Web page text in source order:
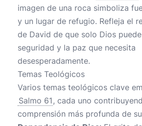
imagen de una roca simboliza
y un lugar de refugio. Refleja el
de David de que solo Dios
seguridad y la paz que necesita
desesperadamente.
Temas Teológicos
Varios temas teológicos clave
Salmo 61, cada uno
comprensión más profunda de